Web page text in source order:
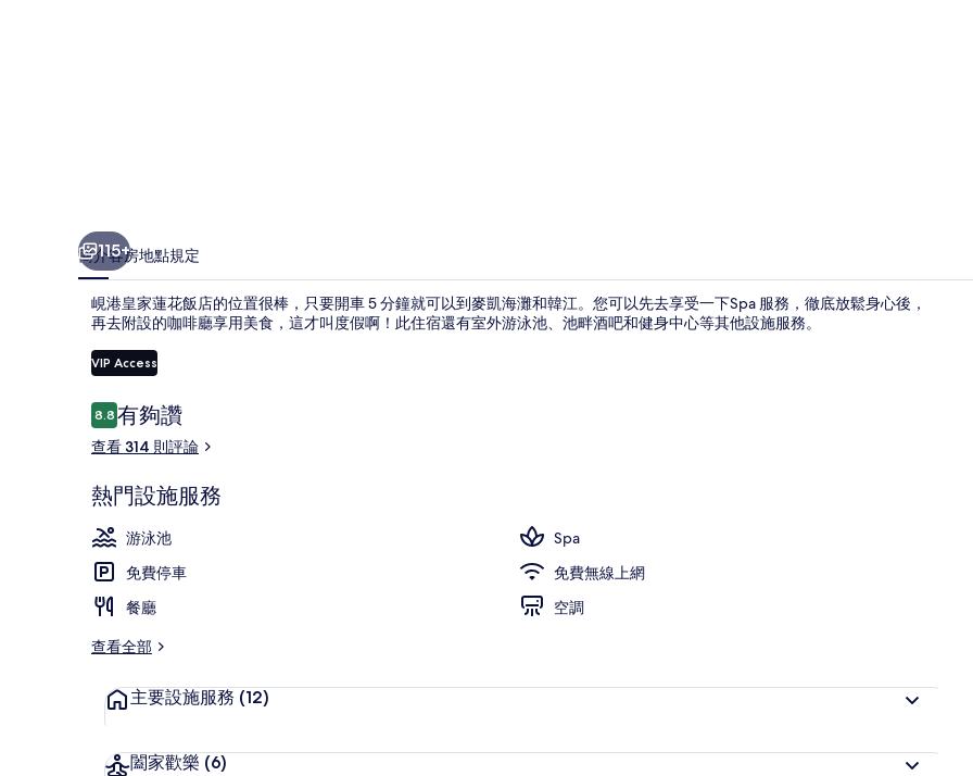
115+
簡介客房地點規定
峴港皇家蓮花飯店的位置很棒，只要開車 5 分鐘就可以到麥凱海灘和韓江。您可以先去享受一下Spa 服務，徹底放鬆身心後，
再去附設的咖啡廳享用美食，這才叫度假啊！此住宿還有室外游泳池、池畔酒吧和健身中心等其他設施服務。
VIP Access
評
論
8.88.8 分，滿分 10 分，
有夠讚
查看 314 則評論
熱門設施服務
游泳池
Spa
免費停車
免費無線上網
餐廳
空調
查看全部
主要設施服務 (12)
闔家歡樂 (6)